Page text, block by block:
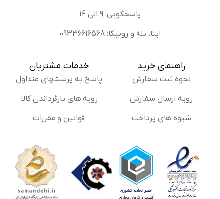
پاسخگویی: 9 الی 14
ایتا، بله و روبیکا: 09336616568
راهنمای خرید
نحوه ثبت سفارش
رویه ارسال سفارش
شیوه های پرداخت
خدمات مشتریان
پاسخ به پرسشهای متداول
رویه های بازگرداندن کالا
قوانین و مقررات